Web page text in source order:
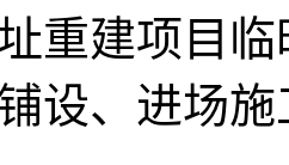
重建项目
设、进场